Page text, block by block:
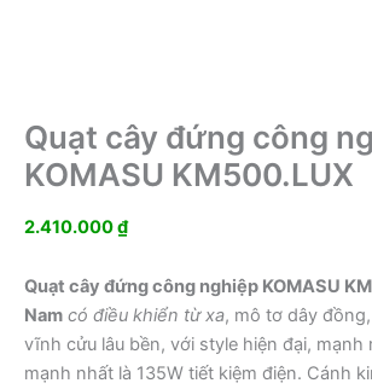
Quạt cây đứng công
KOMASU KM500.LUX
2.410.000₫
Quạt cây đứng công nghiệp KOMASU
Nam có điều khiển từ xa, mô tơ dây
vĩnh cửu lâu bền, với style hiện đại, mạnh
mạnh nhất là 135W tiết kiệm điện. Cánh